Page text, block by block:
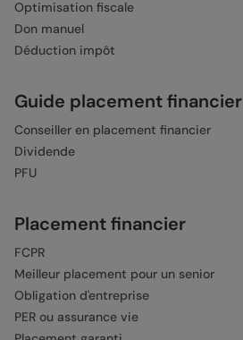
Optimisation fiscale
Don manuel
Déduction impôt
Guide placement financier
Conseiller en placement financier
Dividende
PFU
Placement financier
FCPR
Meilleur placement pour un senior
Obligation d'entreprise
PER ou assurance vie